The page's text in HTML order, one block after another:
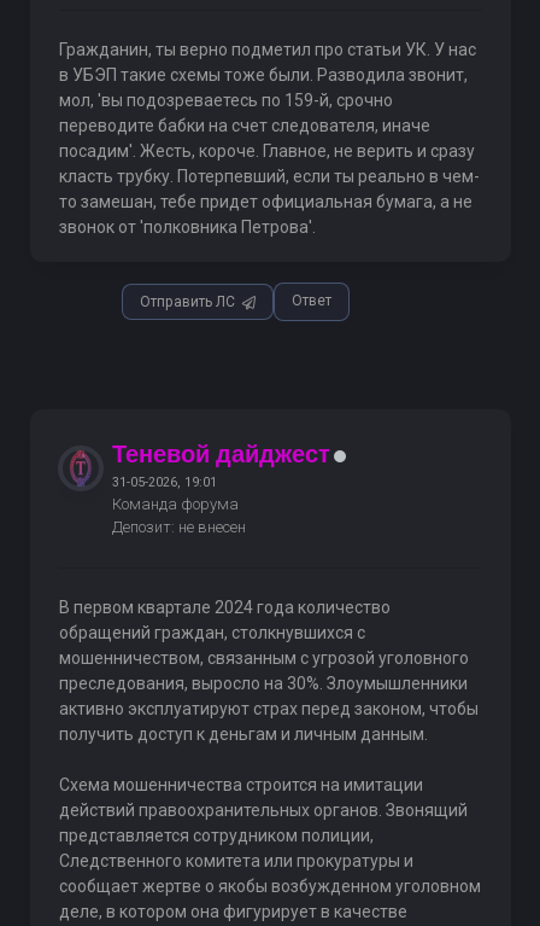
Гражданин, ты верно подметил про статьи УК. У нас
в УБЭП такие схемы тоже были. Разводила звонит,
мол, 'вы подозреваетесь по 159-й, срочно
переводите бабки на счет следователя, иначе
посадим'. Жесть, короче. Главное, не верить и сразу
класть трубку. Потерпевший, если ты реально в чем-
то замешан, тебе придет официальная бумага, а не
звонок от 'полковника Петрова'.
Отправить ЛС Ответ
Теневой дайджест
31-05-2026, 19:01
Команда форума
Депозит: не внесен
В первом квартале 2024 года количество
обращений граждан, столкнувшихся с
мошенничеством, связанным с угрозой уголовного
преследования, выросло на 30%. Злоумышленники
активно эксплуатируют страх перед законом, чтобы
получить доступ к деньгам и личным данным.
Схема мошенничества строится на имитации
действий правоохранительных органов. Звонящий
представляется сотрудником полиции,
Следственного комитета или прокуратуры и
сообщает жертве о якобы возбужденном уголовном
деле, в котором она фигурирует в качестве